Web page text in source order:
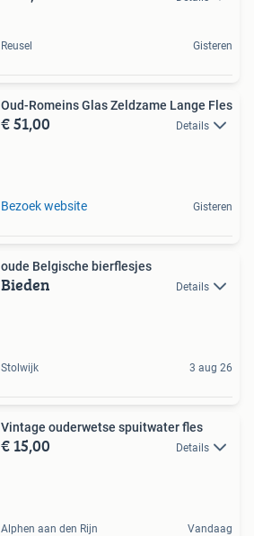
Reusel Gisteren
Oud-Romeins Glas Zeldzame Lange Fles
€ 51,00 Details
Bezoek website Gisteren
oude Belgische bierflesjes
Bieden Details
Stolwijk 3 aug 26
Vintage ouderwetse spuitwater fles
€ 15,00 Details
Alphen aan den Rijn Vandaag